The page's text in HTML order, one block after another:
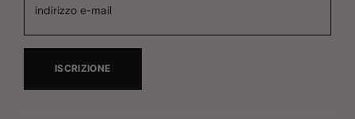
indirizzo e-mail
ISCRIZIONE